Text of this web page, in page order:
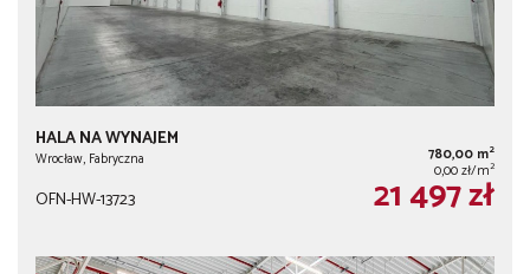
HALA NA WYNAJEM
Wrocław, Fabryczna 780,00 m2
0,00 zł/m2
OFN-HW-13723 21 497 zł